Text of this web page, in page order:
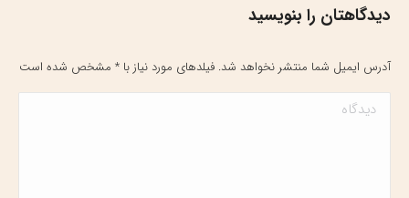
دیدگاهتان را بنویسید
آدرس ایمیل شما منتشر نخواهد شد. فیلدهای مورد نیاز با * مشخص شده است
دیدگاه